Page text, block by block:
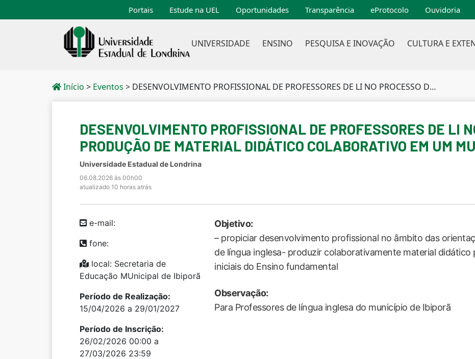
Portais Estude na UEL Oportunidades Transparência eProtocolo Ouvidoria
UNIVERSIDADE ENSINO PESQUISA E INOVAÇÃO CULTURA E
Início > Eventos > DESENVOLVIMENTO PROFISSIONAL DE PROFESSORES DE LI NO PROCESSO DE PRODUÇÃO DE MATERIAL DIDÁTICO COLABORATIVO EM UM MUNICÍPIO DO PARANÁ.
DESENVOLVIMENTO PROFISSIONAL DE PROFESSORES DE LI
PRODUÇÃO DE MATERIAL DIDÁTICO COLABORATIVO EM UM
Universidade Estadual de Londrina
06.08.2026 às 00h00
atualizado 10 horas atrás
e-mail:
fone:
local: Secretaria de
Educação MUnicipal de Ibiporã
Período de Realização:
15/04/2026 a 29/01/2027
Período de Inscrição:
26/02/2026 00:00 a
27/03/2026 23:59
Objetivo:
– propiciar desenvolvimento profissional no âmbito das
de língua inglesa- produzir colaborativamente material didático
iniciais do Ensino fundamental
Observação:
Para Professores de língua inglesa do município de Ibiporã